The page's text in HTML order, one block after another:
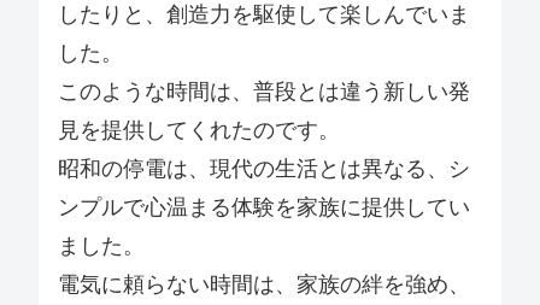
したりと、創造力を駆使して楽しんでいま
した。
このような時間は、普段とは違う新しい発
見を提供してくれたのです。
昭和の停電は、現代の生活とは異なる、シ
ンプルで心温まる体験を家族に提供してい
ました。
電気に頼らない時間は、家族の絆を強め、